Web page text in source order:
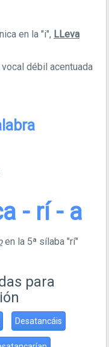
en la "i", LLeva
débil acentuada
- rí - a
en la 5ª sílaba "rí"
para
Desatancáis